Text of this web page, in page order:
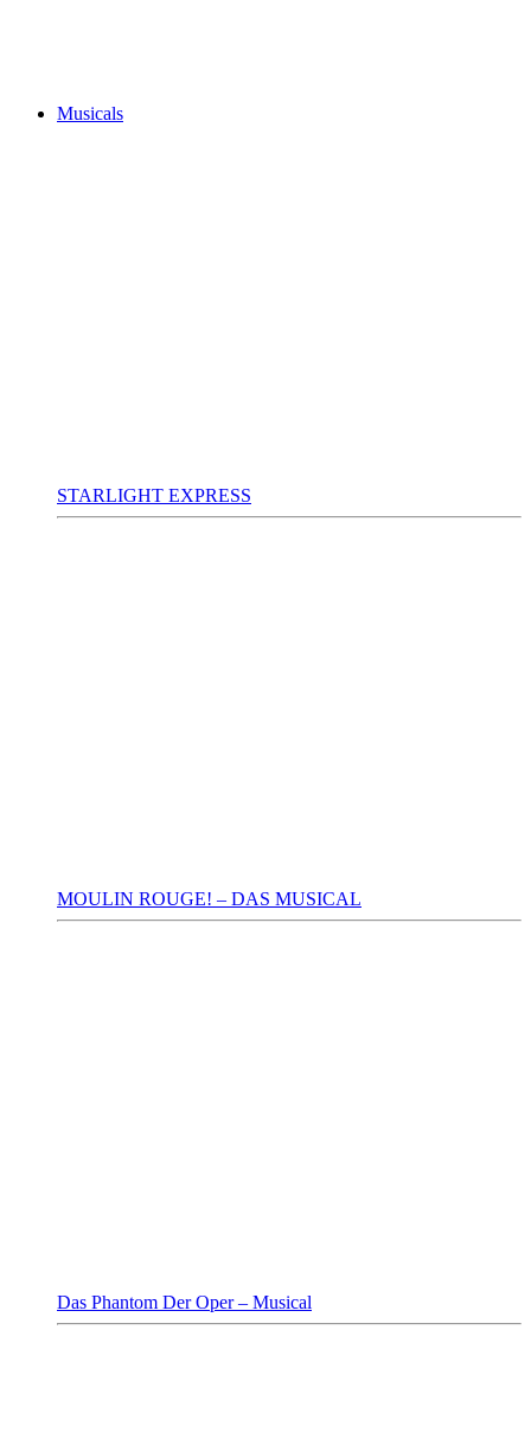
Musicals
STARLIGHT EXPRESS
MOULIN ROUGE! – DAS MUSICAL
Das Phantom Der Oper – Musical